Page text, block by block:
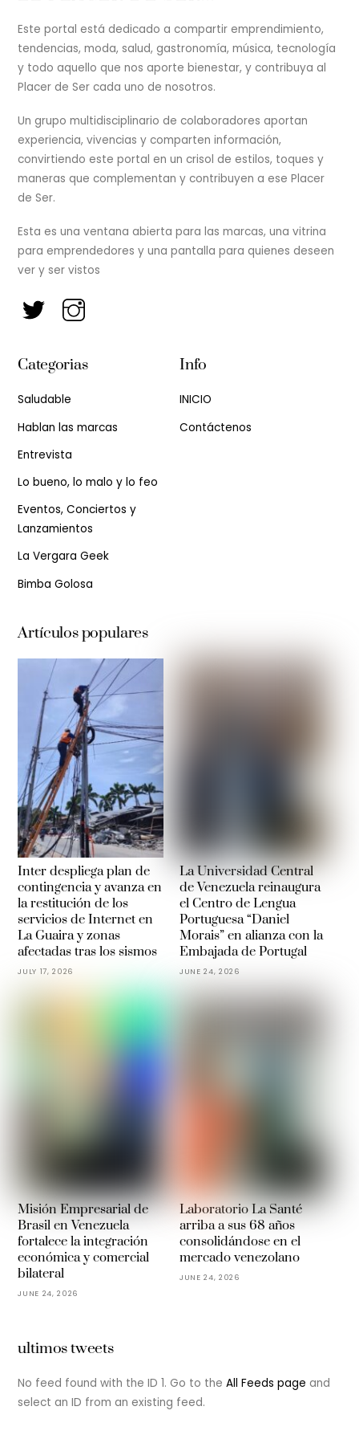
Top
Este portal está dedicado a compartir emprendimiento,
tendencias, moda, salud, gastronomía, música, tecnología
y todo aquello que nos aporte bienestar, y contribuya al
Placer de Ser cada uno de nosotros.
Un grupo multidisciplinario de colaboradores aportan
experiencia, vivencias y comparten información,
convirtiendo este portal en un crisol de estilos, toques y
maneras que complementan y contribuyen a ese Placer
de Ser.
Esta es una ventana abierta para las marcas, una vitrina
para emprendedores y una pantalla para quienes deseen
ver y ser vistos
Categorias
Saludable
Hablan las marcas
Entrevista
Lo bueno, lo malo y lo feo
Eventos, Conciertos y
Lanzamientos
La Vergara Geek
Bimba Golosa
Info
INICIO
Contáctenos
Artículos populares
Inter despliega plan de
contingencia y avanza en
la restitución de los
servicios de Internet en
La Guaira y zonas
afectadas tras los sismos
JULY 17, 2026
La Universidad Central
de Venezuela reinaugura
el Centro de Lengua
Portuguesa “Daniel
Morais” en alianza con la
Embajada de Portugal
JUNE 24, 2026
Misión Empresarial de
Brasil en Venezuela
fortalece la integración
económica y comercial
bilateral
JUNE 24, 2026
Laboratorio La Santé
arriba a sus 68 años
consolidándose en el
mercado venezolano
JUNE 24, 2026
ultimos tweets
No feed found with the ID 1. Go to theAll Feeds page and
select an ID from an existing feed.